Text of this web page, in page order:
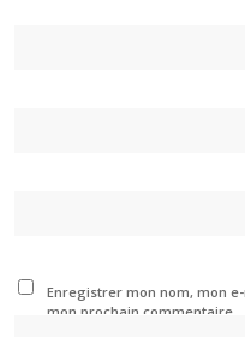
Enregistrer mon nom, mon
mon prochain commentaire.